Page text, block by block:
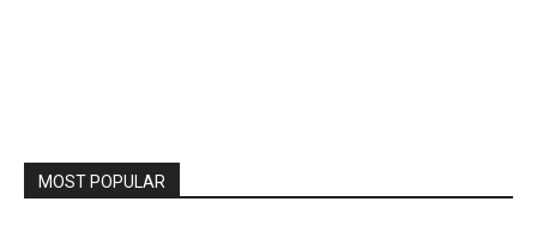
MOST POPULAR